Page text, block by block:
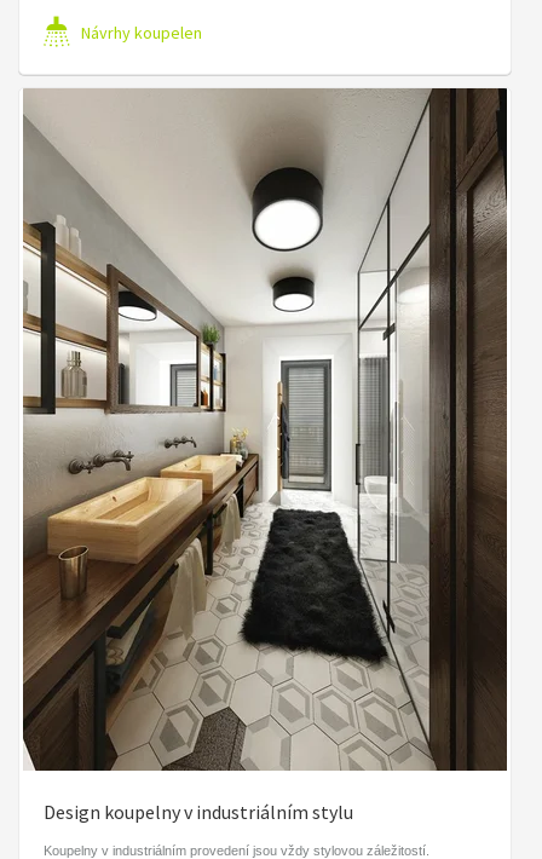
Návrhy koupelen
Design koupelny v industriálním stylu
Koupelny v industriálním provedení jsou vždy stylovou záležitostí.